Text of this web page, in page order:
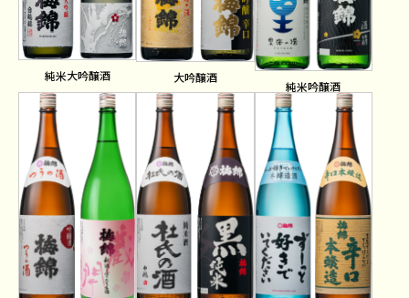
純米大吟醸酒 大吟醸酒
純米吟醸酒